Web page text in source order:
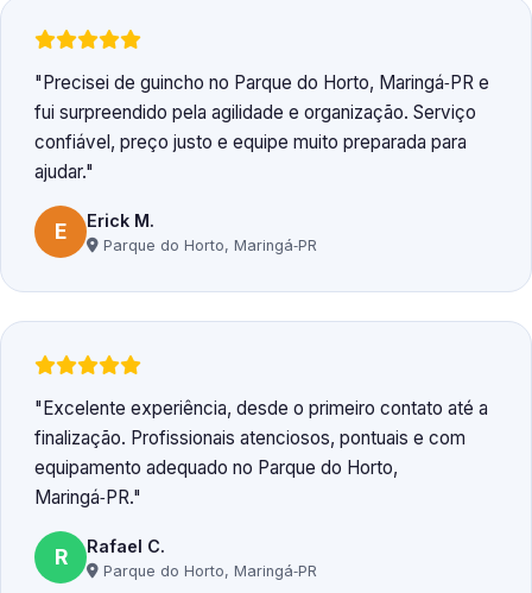
Precisei de guincho no Parque do Horto, Maringá‑PR e
fui surpreendido pela agilidade e organização. Serviço
confiável, preço justo e equipe muito preparada para
ajudar.
E Erick M.
Parque do Horto, Maringá‑PR
Excelente experiência, desde o primeiro contato até a
finalização. Profissionais atenciosos, pontuais e com
equipamento adequado no Parque do Horto,
Maringá‑PR.
R Rafael C.
Parque do Horto, Maringá‑PR